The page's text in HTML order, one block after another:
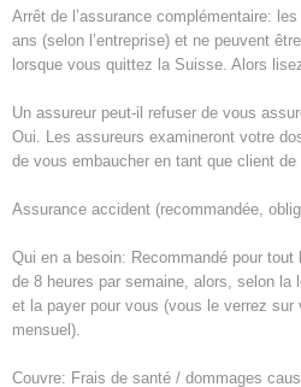
Arrêt de l’assurance complémentaire:
ans (selon l’entreprise) et ne peuvent
lorsque vous quittez la Suisse. Alors
Un assureur peut-il refuser de vous
Oui. Les assureurs examineront votre
de vous embaucher en tant que client de
Assurance accident (recommandée,
Qui en a besoin: Recommandé pour
de 8 heures par semaine, alors, selon la
et la payer pour vous (vous le verrez sur
mensuel).
Couvre: Frais de santé / dommages